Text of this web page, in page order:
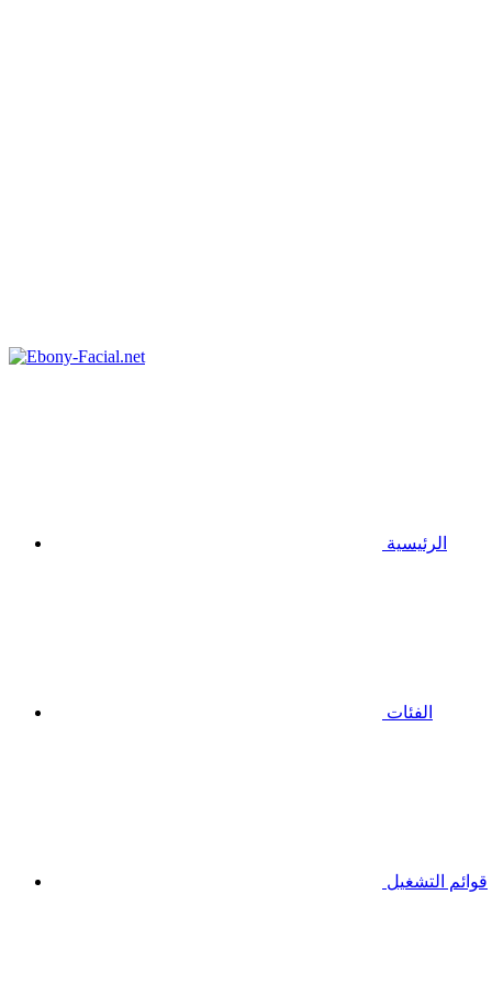
الرئيسية
الفئات
قوائم التشغيل